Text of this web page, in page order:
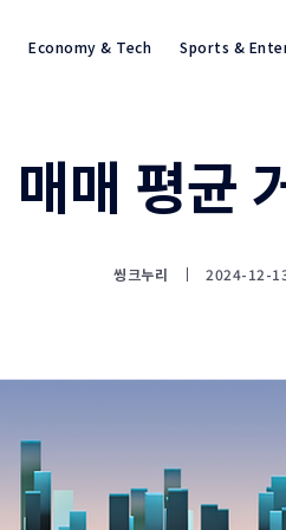
Economy & Tech Sports &
통
매 평균
씽크누리 2024-12-